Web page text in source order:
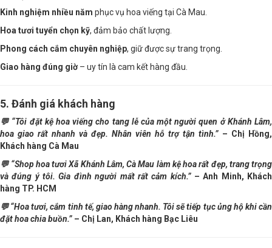
Kinh nghiệm nhiều năm phục vụ hoa viếng tại Cà Mau.
Hoa tươi tuyển chọn kỹ, đảm bảo chất lượng.
Phong cách cắm chuyên nghiệp, giữ được sự trang trọng.
Giao hàng đúng giờ– uy tín là cam kết hàng đầu.
5. Đánh giá khách hàng
💬 “Tôi đặt kệ hoa viếng cho tang lễ của một người quen ở Khánh Lâm,
hoa giao rất nhanh và đẹp. Nhân viên hỗ trợ tận tình.” – Chị Hồng,
Khách hàng Cà Mau
💬 “Shop hoa tươi Xã Khánh Lâm, Cà Mau làm kệ hoa rất đẹp, trang trọng
và đúng ý tôi. Gia đình người mất rất cảm kích.”– Anh Minh, Khách
hàng TP. HCM
💬 “Hoa tươi, cắm tinh tế, giao hàng nhanh. Tôi sẽ tiếp tục ủng hộ khi cần
đặt hoa chia buồn.” – Chị Lan, Khách hàng Bạc Liêu